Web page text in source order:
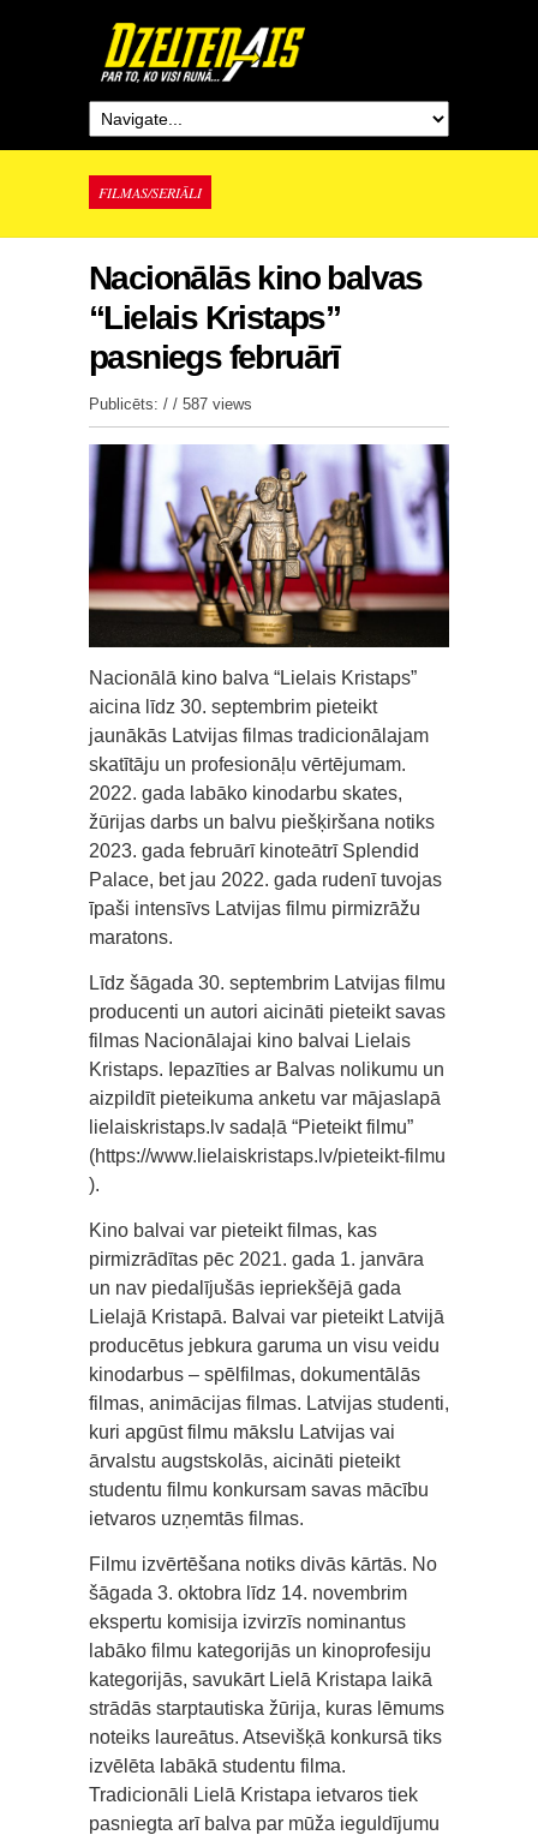
FILMAS/SERIĀLI
Nacionālās kino balvas
“Lielais Kristaps”
pasniegs februārī
Publicēts: / / 587 views
Nacionālā kino balva “Lielais Kristaps”
aicina līdz 30. septembrim pieteikt
jaunākās Latvijas filmas tradicionālajam
skatītāju un profesionāļu vērtējumam.
2022. gada labāko kinodarbu skates,
žūrijas darbs un balvu piešķiršana notiks
2023. gada februārī kinoteātrī Splendid
Palace, bet jau 2022. gada rudenī tuvojas
īpaši intensīvs Latvijas filmu pirmizrāžu
maratons.
Līdz šāgada 30. septembrim Latvijas filmu
producenti un autori aicināti pieteikt savas
filmas Nacionālajai kino balvai Lielais
Kristaps. Iepazīties ar Balvas nolikumu un
aizpildīt pieteikuma anketu var mājaslapā
lielaiskristaps.lv sadaļā “Pieteikt filmu”
(https://www.lielaiskristaps.lv/pieteikt-filmu
).
Kino balvai var pieteikt filmas, kas
pirmizrādītas pēc 2021. gada 1. janvāra
un nav piedalījušās iepriekšējā gada
Lielajā Kristapā. Balvai var pieteikt Latvijā
producētus jebkura garuma un visu veidu
kinodarbus – spēlfilmas, dokumentālās
filmas, animācijas filmas. Latvijas studenti,
kuri apgūst filmu mākslu Latvijas vai
ārvalstu augstskolās, aicināti pieteikt
studentu filmu konkursam savas mācību
ietvaros uzņemtās filmas.
Filmu izvērtēšana notiks divās kārtās. No
šāgada 3. oktobra līdz 14. novembrim
ekspertu komisija izvirzīs nominantus
labāko filmu kategorijās un kinoprofesiju
kategorijās, savukārt Lielā Kristapa laikā
strādās starptautiska žūrija, kuras lēmums
noteiks laureātus. Atsevišķā konkursā tiks
izvēlēta labākā studentu filma.
Tradicionāli Lielā Kristapa ietvaros tiek
pasniegta arī balva par mūža ieguldījumu